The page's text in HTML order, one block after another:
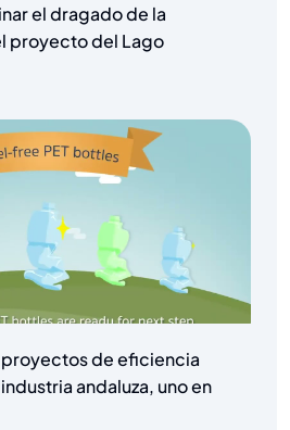
el dragado de la
proyecto del Lago
proyectos de eficiencia
andaluza, uno en